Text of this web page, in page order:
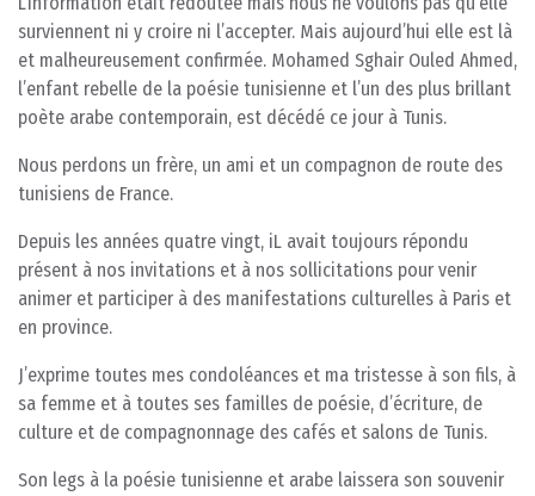
surviennent ni y croire ni l’accepter. Mais aujourd’hui elle est là
et malheureusement confirmée. Mohamed Sghair Ouled Ahmed,
l’enfant rebelle de la poésie tunisienne et l’un des plus brillant
poète arabe contemporain, est décédé ce jour à Tunis.
Nous perdons un frère, un ami et un compagnon de route des
tunisiens de France.
Depuis les années quatre vingt, iL avait toujours répondu
présent à nos invitations et à nos sollicitations pour venir
animer et participer à des manifestations culturelles à Paris et
en province.
J’exprime toutes mes condoléances et ma tristesse à son fils, à
sa femme et à toutes ses familles de poésie, d’écriture, de
culture et de compagnonnage des cafés et salons de Tunis.
Son legs à la poésie tunisienne et arabe laissera son souvenir